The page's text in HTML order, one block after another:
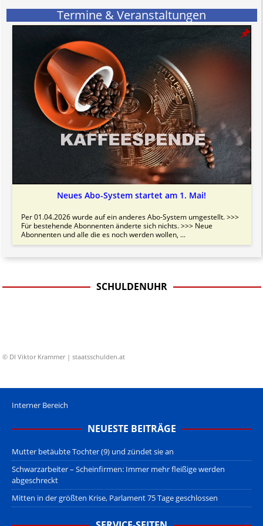
Termine & Veranstaltungen
Neues Abo-System startet am 1. Mai!
Per 01.04.2026 wurde auf ein anderes Abo-System umgestellt. >>>
Für bestehende Abonnenten änderte sich nichts. >>> Neue
Abonnenten und alle die es noch werden wollen, ...
SCHULDENUHR
© DI Viktor Krammer | staatsschulden.at
Interner Bereich
NEUESTE BEITRÄGE
Mutter betäubte Tochter (9) und zündet sie an
Schwarzarbeiter – Scheinfirmen: Immer mehr fleißige werden
abgeschreckt
Mitten in der größten Krise, Parlament 75 Tage geschlossen